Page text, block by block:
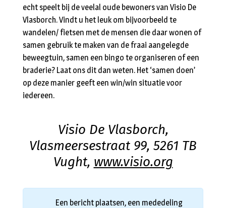
echt speelt bij de veelal oude bewoners van Visio De
Vlasborch. Vindt u het leuk om bijvoorbeeld te
wandelen/ fietsen met de mensen die daar wonen of
samen gebruik te maken van de fraai aangelegde
beweegtuin, samen een bingo te organiseren of een
braderie? Laat ons dit dan weten. Het ‘samen doen’
op deze manier geeft een win/win situatie voor
iedereen.
Visio De Vlasborch,
Vlasmeersestraat 99, 5261 TB
Vught, www.visio.org
Een bericht plaatsen, een mededeling